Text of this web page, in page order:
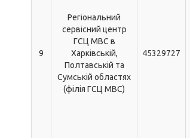
9
Регіональний
сервісний центр
ГСЦ МВС в
Харківській,
Полтавській та
Сумській областях
(філія ГСЦ МВС)
45329727